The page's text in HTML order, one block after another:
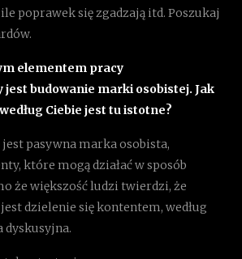
poprawek się zgadzają itd. Poszukaj
elementem pracy
jest budowanie marki osobistej. Jak
Ciebie jest tu istotne?
pasywna marka osobista,
które mogą działać w sposób
że większość ludzi twierdzi, że
dzielenie się kontentem, według
dyskusyjna.